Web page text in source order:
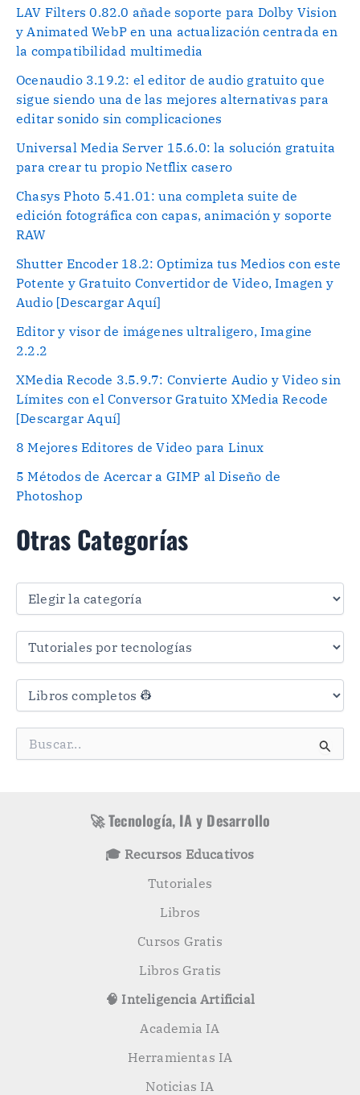
LAV Filters 0.82.0 añade soporte para Dolby Vision
y Animated WebP en una actualización centrada en
la compatibilidad multimedia
Ocenaudio 3.19.2: el editor de audio gratuito que
sigue siendo una de las mejores alternativas para
editar sonido sin complicaciones
Universal Media Server 15.6.0: la solución gratuita
para crear tu propio Netflix casero
Chasys Photo 5.41.01: una completa suite de
edición fotográfica con capas, animación y soporte
RAW
Shutter Encoder 18.2: Optimiza tus Medios con este
Potente y Gratuito Convertidor de Video, Imagen y
Audio [Descargar Aquí]
Editor y visor de imágenes ultraligero, Imagine
2.2.2
XMedia Recode 3.5.9.7: Convierte Audio y Video sin
Límites con el Conversor Gratuito XMedia Recode
[Descargar Aquí]
8 Mejores Editores de Video para Linux
5 Métodos de Acercar a GIMP al Diseño de
Photoshop
Otras Categorías
O
a
a
🚀 Tecnología, IA y Desarrollo
🎓 Recursos Educativos
Tutoriales
Libros
Cursos Gratis
Libros Gratis
🧠 Inteligencia Artificial
Academia IA
Herramientas IA
Noticias IA